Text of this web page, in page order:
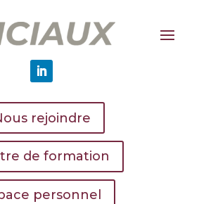
rejoindre
de formation
personnel